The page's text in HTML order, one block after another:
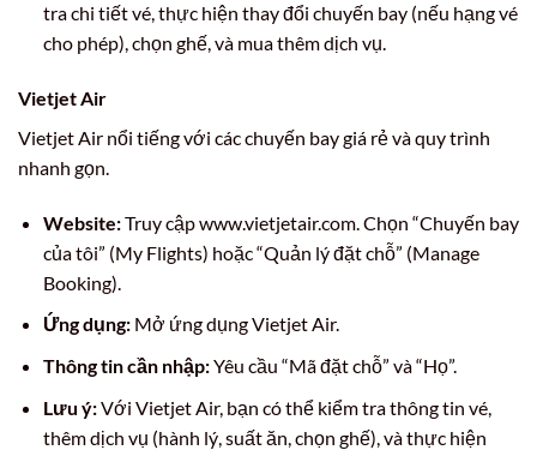
tra chi tiết vé, thực hiện thay đổi chuyến bay (nếu hạng vé
cho phép), chọn ghế, và mua thêm dịch vụ.
Vietjet Air
Vietjet Air nổi tiếng với các chuyến bay giá rẻ và quy trình
nhanh gọn.
Website:Truy cập www.vietjetair.com. Chọn “Chuyến bay
của tôi” (My Flights) hoặc “Quản lý đặt chỗ” (Manage
Booking).
Ứng dụng:Mở ứng dụng Vietjet Air.
Thông tin cần nhập:Yêu cầu “Mã đặt chỗ” và “Họ”.
Lưu ý:Với Vietjet Air, bạn có thể kiểm tra thông tin vé,
thêm dịch vụ (hành lý, suất ăn, chọn ghế), và thực hiện